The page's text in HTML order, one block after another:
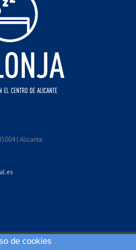
| Alicante
de cookies